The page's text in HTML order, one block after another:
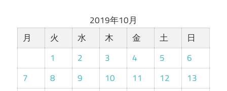
2019年10月
月
火 水 木 金 土 日
1 2 3 4 5
6
7
8 9 10 11 12
13